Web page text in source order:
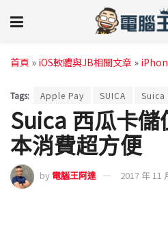
首頁 » iOS軟體與JB相關文章 »
Tags: Apple Pay SUICA Suica
Suica 西瓜卡儲
本消費超方便
by 電腦王阿達 2017 年 11